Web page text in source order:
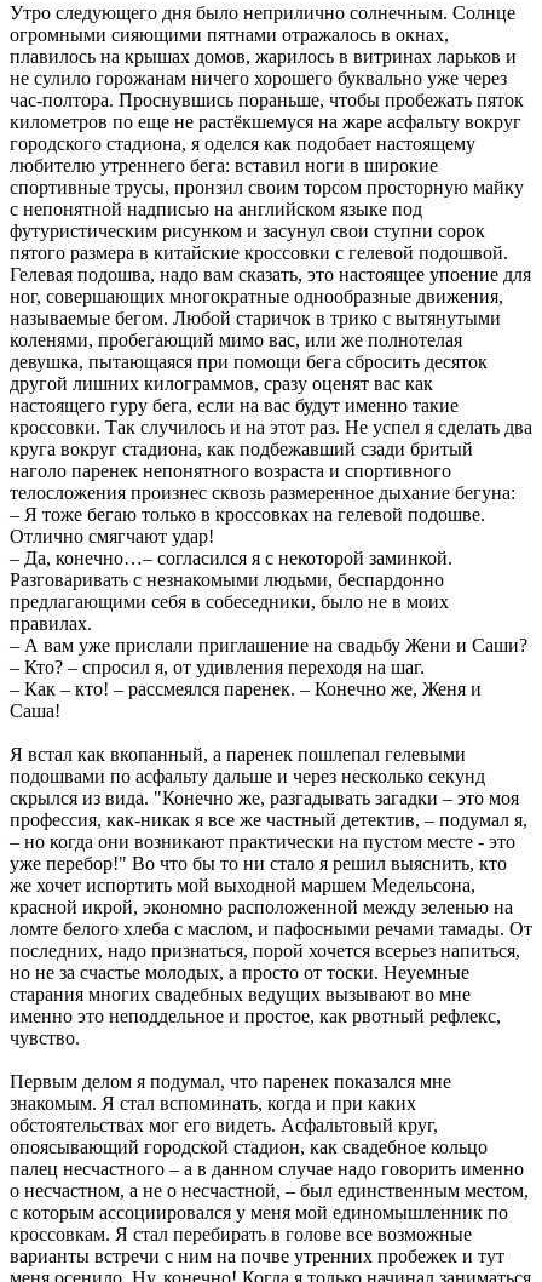
Утро следующего дня было неприлично солнечным. Солнце
огромными сияющими пятнами отражалось в окнах,
плавилось на крышах домов, жарилось в витринах ларьков и
не сулило горожанам ничего хорошего буквально уже через
час-полтора. Проснувшись пораньше, чтобы пробежать пяток
километров по еще не растёкшемуся на жаре асфальту вокруг
городского стадиона, я оделся как подобает настоящему
любителю утреннего бега: вставил ноги в широкие
спортивные трусы, пронзил своим торсом просторную майку
с непонятной надписью на английском языке под
футуристическим рисунком и засунул свои ступни сорок
пятого размера в китайские кроссовки с гелевой подошвой.
Гелевая подошва, надо вам сказать, это настоящее упоение для
ног, совершающих многократные однообразные движения,
называемые бегом. Любой старичок в трико с вытянутыми
коленями, пробегающий мимо вас, или же полнотелая
девушка, пытающаяся при помощи бега сбросить десяток
другой лишних килограммов, сразу оценят вас как
настоящего гуру бега, если на вас будут именно такие
кроссовки. Так случилось и на этот раз. Не успел я сделать два
круга вокруг стадиона, как подбежавший сзади бритый
наголо паренек непонятного возраста и спортивного
телосложения произнес сквозь размеренное дыхание бегуна:
– Я тоже бегаю только в кроссовках на гелевой подошве.
Отлично смягчают удар!
– Да, конечно…– согласился я с некоторой заминкой.
Разговаривать с незнакомыми людьми, беспардонно
предлагающими себя в собеседники, было не в моих
правилах.
– А вам уже прислали приглашение на свадьбу Жени и Саши?
– Кто? – спросил я, от удивления переходя на шаг.
– Как – кто! – рассмеялся паренек. – Конечно же, Женя и
Саша!
Я встал как вкопанный, а паренек пошлепал гелевыми
подошвами по асфальту дальше и через несколько секунд
скрылся из вида. "Конечно же, разгадывать загадки – это моя
профессия, как-никак я все же частный детектив, – подумал я,
– но когда они возникают практически на пустом месте - это
уже перебор!" Во что бы то ни стало я решил выяснить, кто
же хочет испортить мой выходной маршем Медельсона,
красной икрой, экономно расположенной между зеленью на
ломте белого хлеба с маслом, и пафосными речами тамады. От
последних, надо признаться, порой хочется всерьез напиться,
но не за счастье молодых, а просто от тоски. Неуемные
старания многих свадебных ведущих вызывают во мне
именно это неподдельное и простое, как рвотный рефлекс,
чувство.
Первым делом я подумал, что паренек показался мне
знакомым. Я стал вспоминать, когда и при каких
обстоятельствах мог его видеть. Асфальтовый круг,
опоясывающий городской стадион, как свадебное кольцо
палец несчастного – а в данном случае надо говорить именно
о несчастном, а не о несчастной, – был единственным местом,
с которым ассоциировался у меня мой единомышленник по
кроссовкам. Я стал перебирать в голове все возможные
варианты встречи с ним на почве утренних пробежек и тут
меня осенило. Ну, конечно! Когда я только начинал заниматься